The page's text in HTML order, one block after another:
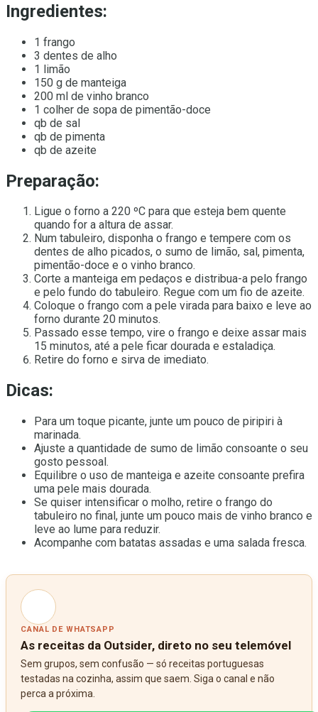
Ingredientes:
1 frango
3 dentes de alho
1 limão
150 g de manteiga
200 ml de vinho branco
1 colher de sopa de pimentão-doce
qb de sal
qb de pimenta
qb de azeite
Preparação:
Ligue o forno a 220 ºC para que esteja bem quente
quando for a altura de assar.
Num tabuleiro, disponha o frango e tempere com os
dentes de alho picados, o sumo de limão, sal, pimenta,
pimentão-doce e o vinho branco.
Corte a manteiga em pedaços e distribua-a pelo frango
e pelo fundo do tabuleiro. Regue com um fio de azeite.
Coloque o frango com a pele virada para baixo e leve ao
forno durante 20 minutos.
Passado esse tempo, vire o frango e deixe assar mais
15 minutos, até a pele ficar dourada e estaladiça.
Retire do forno e sirva de imediato.
Dicas:
Para um toque picante, junte um pouco de piripiri à
marinada.
Ajuste a quantidade de sumo de limão consoante o seu
gosto pessoal.
Equilibre o uso de manteiga e azeite consoante prefira
uma pele mais dourada.
Se quiser intensificar o molho, retire o frango do
tabuleiro no final, junte um pouco mais de vinho branco e
leve ao lume para reduzir.
Acompanhe com batatas assadas e uma salada fresca.
CANAL DE WHATSAPP
As receitas da Outsider, direto no seu telemóvel
Sem grupos, sem confusão — só receitas portuguesas
testadas na cozinha, assim que saem. Siga o canal e não
perca a próxima.